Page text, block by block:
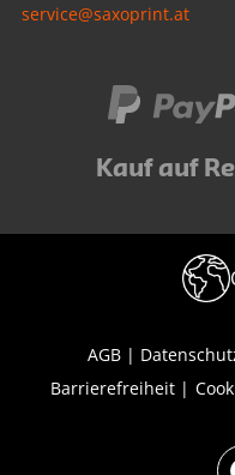
service@saxoprint.at
Kauf auf
AGB
Barrierefreiheit